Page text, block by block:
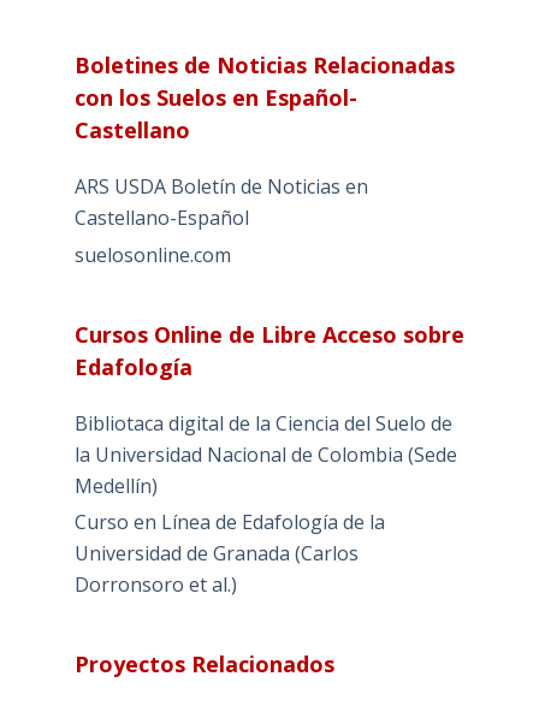
Boletines de Noticias Relacionadas
con los Suelos en Español-
Castellano
ARS USDA Boletín de Noticias en
Castellano-Español
suelosonline.com
Cursos Online de Libre Acceso sobre
Edafología
Bibliotaca digital de la Ciencia del Suelo de
la Universidad Nacional de Colombia (Sede
Medellín)
Curso en Línea de Edafología de la
Universidad de Granada (Carlos
Dorronsoro et al.)
Proyectos Relacionados